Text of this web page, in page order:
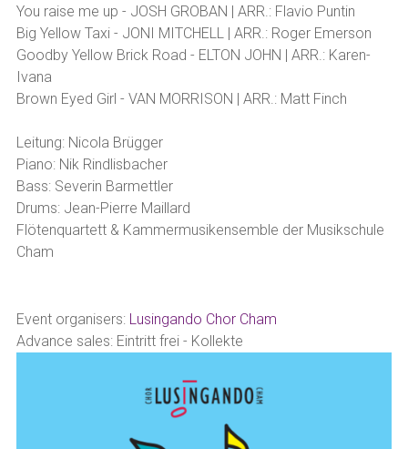
You raise me up - JOSH GROBAN | ARR.: Flavio Puntin
Big Yellow Taxi - JONI MITCHELL | ARR.: Roger Emerson
Goodby Yellow Brick Road - ELTON JOHN | ARR.: Karen-
Ivana
Brown Eyed Girl - VAN MORRISON | ARR.: Matt Finch
Leitung: Nicola Brügger
Piano: Nik Rindlisbacher
Bass: Severin Barmettler
Drums: Jean-Pierre Maillard
Flötenquartett & Kammermusikensemble der Musikschule
Cham
Event organisers: Lusingando Chor Cham
Advance sales: Eintritt frei - Kollekte